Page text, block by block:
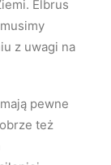
Elbrus
z uwagi na
pewne
też